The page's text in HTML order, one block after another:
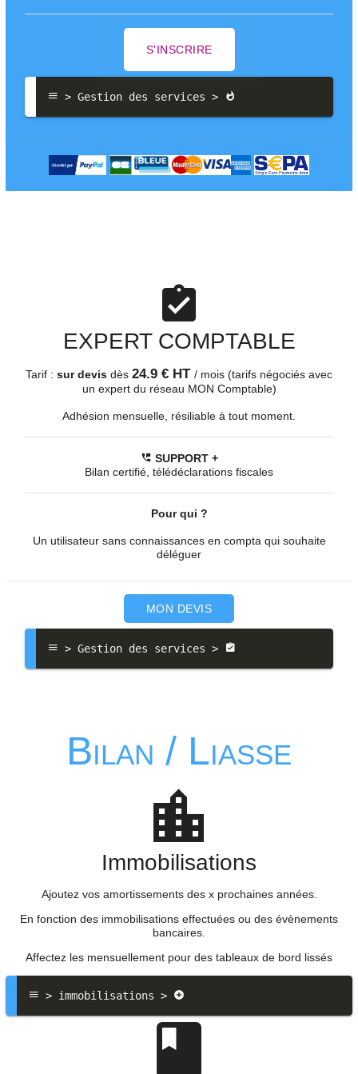
S'INSCRIRE
> Gestion des services >
EXPERT COMPTABLE
Tarif : sur devis dès 24.9 € HT / mois (tarifs négociés avec
un expert du réseau MON Comptable)
Adhésion mensuelle, résiliable à tout moment.
SUPPORT +
Bilan certifié, télédéclarations fiscales
Pour qui ?
Un utilisateur sans connaissances en compta qui souhaite
déléguer
MON DEVIS
> Gestion des services >
Bilan / Liasse
Immobilisations
Ajoutez vos amortissements des x prochaines années.
En fonction des immobilisations effectuées ou des évènements
bancaires.
Affectez les mensuellement pour des tableaux de bord lissés
> immobilisations >